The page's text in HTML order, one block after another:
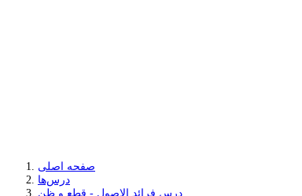
صفحه اصلی
درس‌ها
درس فرائد الاصول - قطع و ظن